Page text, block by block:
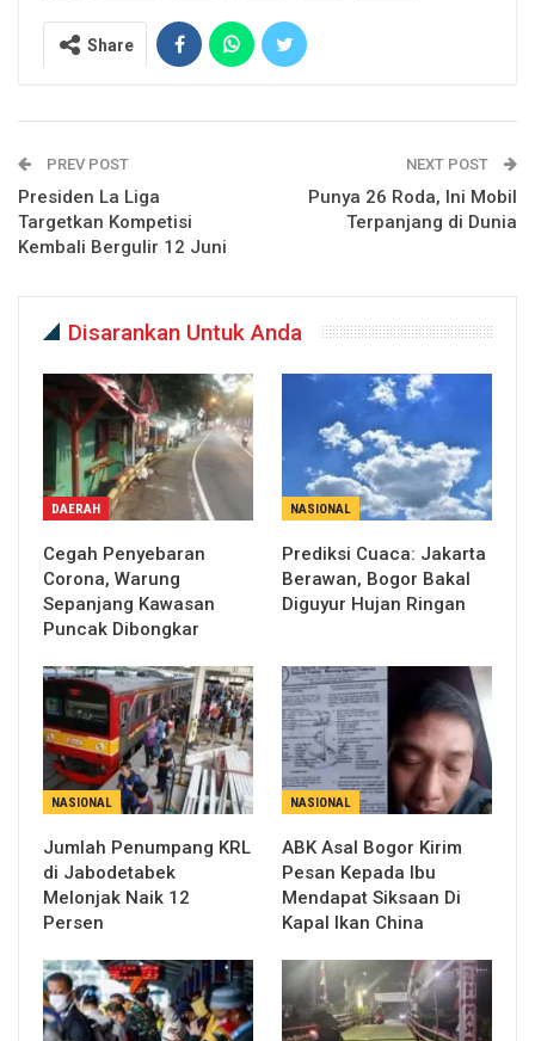
Share
PREV POST
Presiden La Liga
Targetkan Kompetisi
Kembali Bergulir 12 Juni
NEXT POST
Punya 26 Roda, Ini Mobil
Terpanjang di Dunia
Disarankan Untuk Anda
DAERAH
Cegah Penyebaran
Corona, Warung
Sepanjang Kawasan
Puncak Dibongkar
NASIONAL
Prediksi Cuaca: Jakarta
Berawan, Bogor Bakal
Diguyur Hujan Ringan
NASIONAL
Jumlah Penumpang KRL
di Jabodetabek
Melonjak Naik 12
Persen
NASIONAL
ABK Asal Bogor Kirim
Pesan Kepada Ibu
Mendapat Siksaan Di
Kapal Ikan China